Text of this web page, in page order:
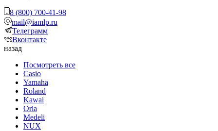
8 (800) 700-41-98
mail@iamlp.ru
Телеграмм
Вконтакте
назад
Посмотреть все
Casio
Yamaha
Roland
Kawai
Orla
Medeli
NUX